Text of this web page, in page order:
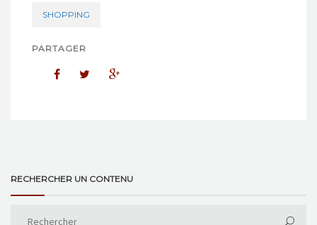
SHOPPING
PARTAGER
RECHERCHER UN CONTENU